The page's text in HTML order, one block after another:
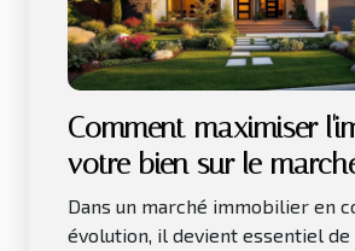
Comment maximiser
votre bien sur le
immobilier actuel ?
Dans un marché immobilier en
évolution, il devient essentiel